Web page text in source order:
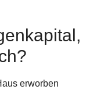
erworben